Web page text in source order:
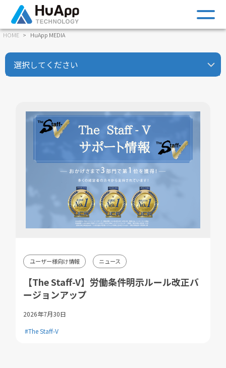
HOME HuApp MEDIA
選択してください
ユーザー様向け情報 ニュース
【The Staff-V】労働条件明示ルール改正バ
ージョンアップ
2026年7月30日
#The Staff-V